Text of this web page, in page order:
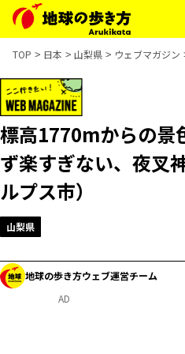
TOP 日本 山梨県 ウェブマガジン
標高1770mからの景
ず楽すぎない、夜叉
ルプス市）
山梨県
地球の歩き方ウェブ運営チーム
AD